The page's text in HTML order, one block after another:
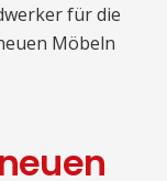
für die
Möbeln